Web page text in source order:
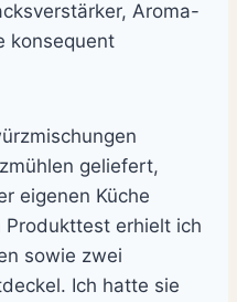
Aroma-
konsequent
geliefert,
eigenen Küche
Produkttest erhielt ich
sowie zwei
Ich hatte sie